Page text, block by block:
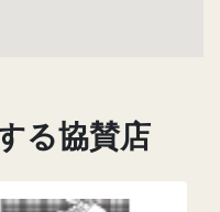
る協賛店